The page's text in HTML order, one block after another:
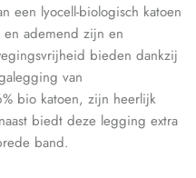
een lyocell-biologisch katoen
en ademend zijn en
bieden dankzij
van
bio katoen, zijn heerlijk
biedt deze legging extra
band.